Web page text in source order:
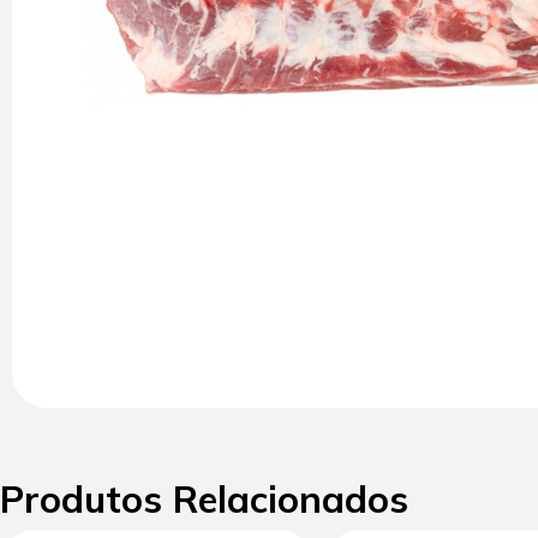
Produtos Relacionados